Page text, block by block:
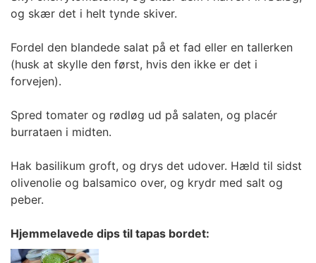
og skær det i helt tynde skiver.
Fordel den blandede salat på et fad eller en tallerken
(husk at skylle den først, hvis den ikke er det i
forvejen).
Spred tomater og rødløg ud på salaten, og placér
burrataen i midten.
Hak basilikum groft, og drys det udover. Hæld til sidst
olivenolie og balsamico over, og krydr med salt og
peber.
Hjemmelavede dips til tapas bordet: